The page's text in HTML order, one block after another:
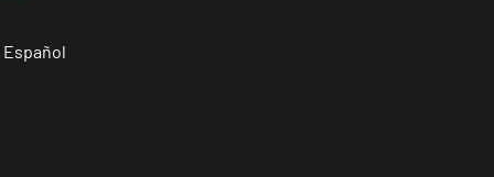
Español